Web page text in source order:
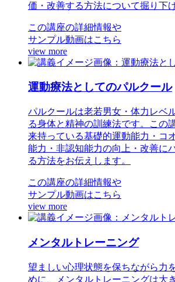
価・改善する方法について掘り下
この講座の詳細情報や
サンプル動画はこちら
view more
運動療法としてのパルクール
パルクールは老若男女・体力レベ
る身体と精神の訓練法です。この
来持っている基礎的運動能力・コ
能力・非認知能力の向上・改善に
る方法をお伝えします。
この講座の詳細情報や
サンプル動画はこちら
view more
メンタルトレーニング
望ましい心理状態を保ちながら力
めに、メンタルトレーニングは大